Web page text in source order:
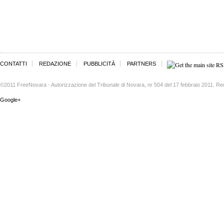
CONTATTI REDAZIONE PUBBLICITÀ PARTNERS
©2011 FreeNovara - Autorizzazione del Tribunale di Novara, nr 504 del 17 febbraio 2011.
Google+